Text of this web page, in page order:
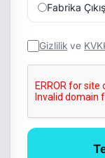
Fabrika
Gizlilik ve